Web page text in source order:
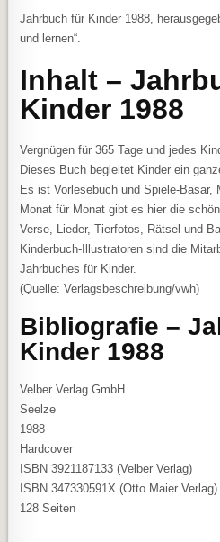
Jahrbuch für Kinder 1988,
und lernen“.
Inhalt –
Kinder 1988
Vergnügen für 365 Tage und jedes
Dieses Buch begleitet Kinder ein
Es ist Vorlesebuch und Spiele-Basar,
Monat für Monat gibt es hier die
Verse, Lieder, Tierfotos, Rätsel und
Kinderbuch-Illustratoren sind die
Jahrbuches für Kinder.
(Quelle: Verlagsbeschreibung/vwh)
Bibliografie –
Kinder 1988
Velber Verlag GmbH
Seelze
1988
Hardcover
ISBN 3921187133 (Velber Verlag)
ISBN 347330591X (Otto Maier Verlag)
128 Seiten